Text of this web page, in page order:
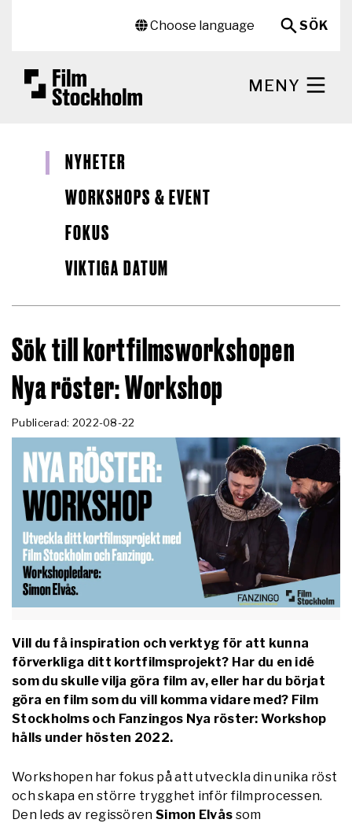
Choose language
SÖK
MENY
NYHETER
WORKSHOPS & EVENT
FOKUS
VIKTIGA DATUM
Sök till kortfilmsworkshopen
Nya röster: Workshop
Publicerad: 2022-08-22
Vill du få inspiration och verktyg för att kunna
förverkliga ditt kortfilmsprojekt? Har du en idé
som du skulle vilja göra film av, eller har du börjat
göra en film som du vill komma vidare med? Film
Stockholms och Fanzingos Nya röster: Workshop
hålls under hösten 2022.
Workshopen har fokus på att utveckla din unika röst
och skapa en större trygghet inför filmprocessen.
Den leds av regissören Simon Elvås som